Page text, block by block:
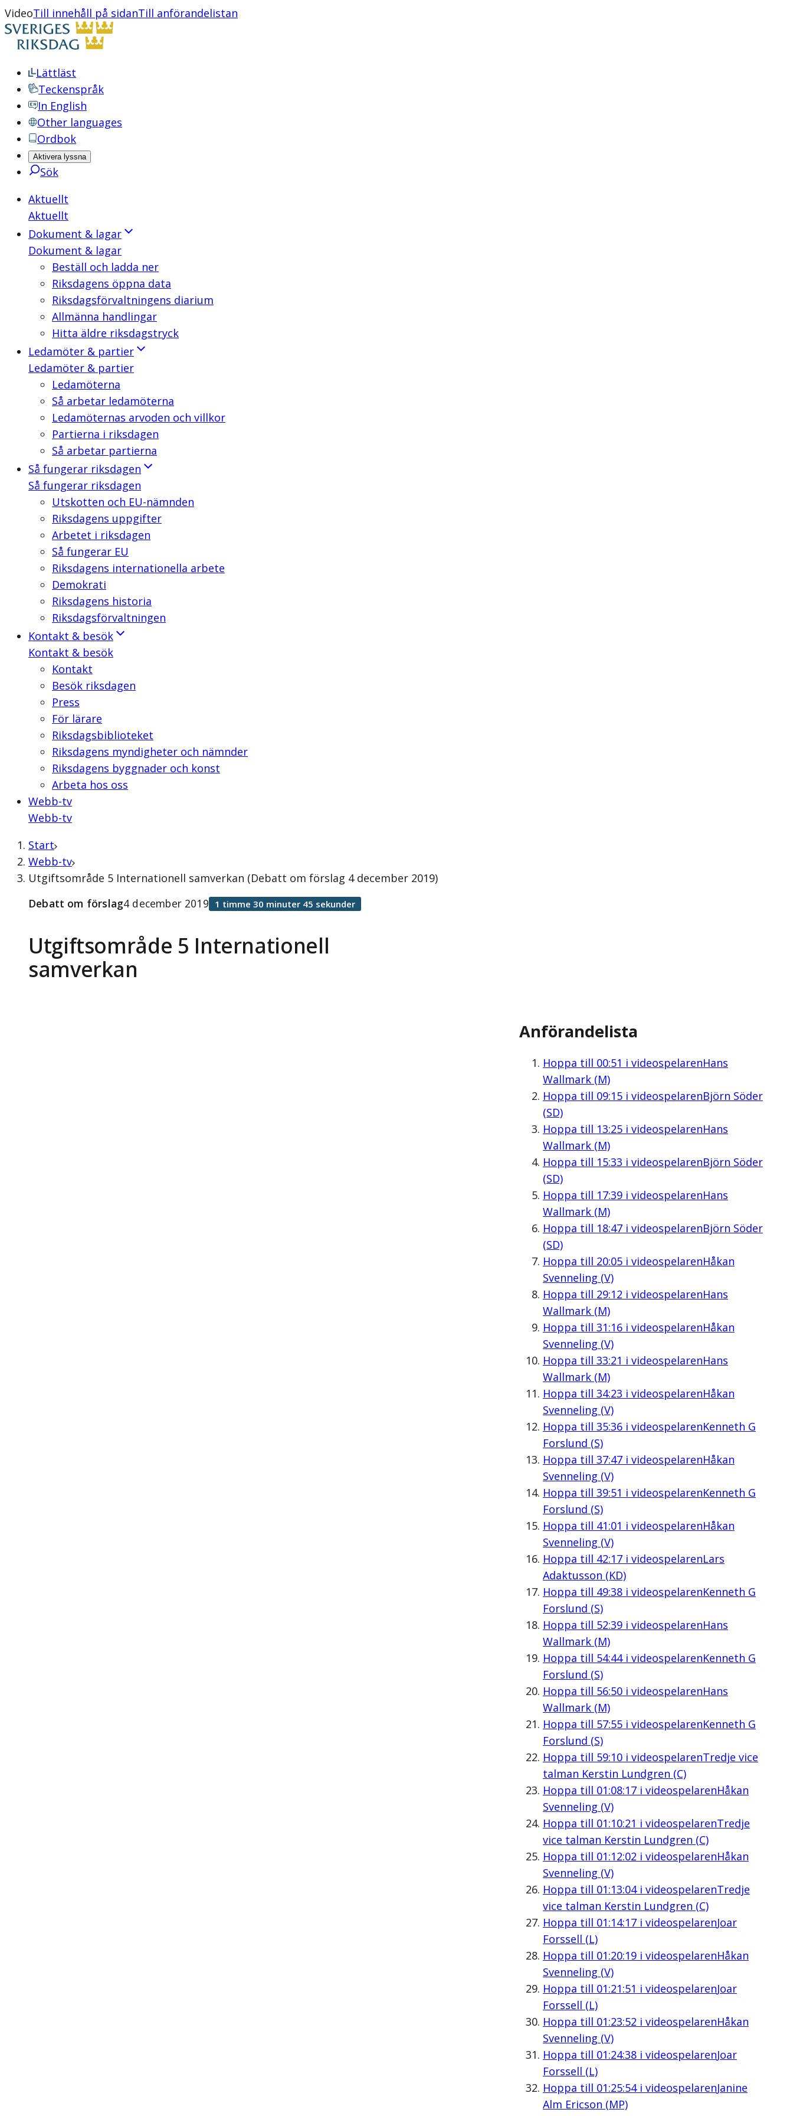
VideoTill innehåll på sidanTill anförandelistan
Lättläst
Teckenspråk
In English
Other languages
Ordbok
Aktivera lyssna
Sök
Aktuellt
Aktuellt
Dokument & lagar
Dokument & lagar
Beställ och ladda ner
Riksdagens öppna data
Riksdagsförvaltningens diarium
Allmänna handlingar
Hitta äldre riksdagstryck
Ledamöter & partier
Ledamöter & partier
Ledamöterna
Så arbetar ledamöterna
Ledamöternas arvoden och villkor
Partierna i riksdagen
Så arbetar partierna
Så fungerar riksdagen
Så fungerar riksdagen
Utskotten och EU-nämnden
Riksdagens uppgifter
Arbetet i riksdagen
Så fungerar EU
Riksdagens internationella arbete
Demokrati
Riksdagens historia
Riksdagsförvaltningen
Kontakt & besök
Kontakt & besök
Kontakt
Besök riksdagen
Press
För lärare
Riksdagsbiblioteket
Riksdagens myndigheter och nämnder
Riksdagens byggnader och konst
Arbeta hos oss
Webb-tv
Webb-tv
Start
Webb-tv
Utgiftsområde 5 Internationell samverkan (Debatt om förslag 4 december 2019)
Utgiftsområde 5 Internationell
samverkan
Debatt om förslag4 december 2019 1 timme 30 minuter 45 sekunder
Anförandelista
Hoppa till 00:51 i videospelarenHans
Wallmark (M)
Hoppa till 09:15i videospelarenBjörn Söder
(SD)
Hoppa till 13:25i videospelarenHans
Wallmark (M)
Hoppa till 15:33 i videospelarenBjörn Söder
(SD)
Hoppa till 17:39i videospelarenHans
Wallmark (M)
Hoppa till 18:47i videospelarenBjörn Söder
(SD)
Hoppa till 20:05i videospelarenHåkan
Svenneling (V)
Hoppa till 29:12 i videospelarenHans
Wallmark (M)
Hoppa till 31:16i videospelarenHåkan
Svenneling (V)
Hoppa till 33:21 i videospelarenHans
Wallmark (M)
Hoppa till 34:23 i videospelarenHåkan
Svenneling (V)
Hoppa till 35:36i videospelarenKenneth G
Forslund (S)
Hoppa till 37:47i videospelarenHåkan
Svenneling (V)
Hoppa till 39:51 i videospelarenKenneth G
Forslund (S)
Hoppa till 41:01 i videospelarenHåkan
Svenneling (V)
Hoppa till 42:17i videospelarenLars
Adaktusson (KD)
Hoppa till 49:38i videospelarenKenneth G
Forslund (S)
Hoppa till 52:39i videospelarenHans
Wallmark (M)
Hoppa till 54:44i videospelarenKenneth G
Forslund (S)
Hoppa till 56:50i videospelarenHans
Wallmark (M)
Hoppa till 57:55i videospelarenKenneth G
Forslund (S)
Hoppa till 59:10i videospelarenTredje vice
talman Kerstin Lundgren (C)
Hoppa till 01:08:17i videospelarenHåkan
Svenneling (V)
Hoppa till 01:10:21 i videospelarenTredje
vice talman Kerstin Lundgren (C)
Hoppa till 01:12:02 i videospelarenHåkan
Svenneling (V)
Hoppa till 01:13:04i videospelarenTredje
vice talman Kerstin Lundgren (C)
Hoppa till 01:14:17i videospelarenJoar
Forssell (L)
Hoppa till 01:20:19i videospelarenHåkan
Svenneling (V)
Hoppa till 01:21:51 i videospelarenJoar
Forssell (L)
Hoppa till 01:23:52 i videospelarenHåkan
Svenneling (V)
Hoppa till 01:24:38i videospelarenJoar
Forssell (L)
Hoppa till 01:25:54i videospelarenJanine
Alm Ericson (MP)